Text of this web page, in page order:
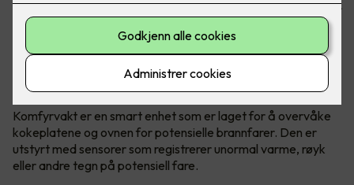
mat. Om man glemmer å slå av platen, eller om det blir for
varmt, er det viktig å ha en hjelper som sier ifra. Her ser du
komfyrvakt mKomfy® Wally 25R - Foto: CTM Lyng.
Hva er en komfyrvakt?
Komfyrvakt er en smart enhet som er laget for å overvåke
kokeplatene og ovnen for potensielle brannfarer. Den er
utstyrt med sensorer som registrerer unormal varme, røyk
eller andre tegn på potensiell fare.